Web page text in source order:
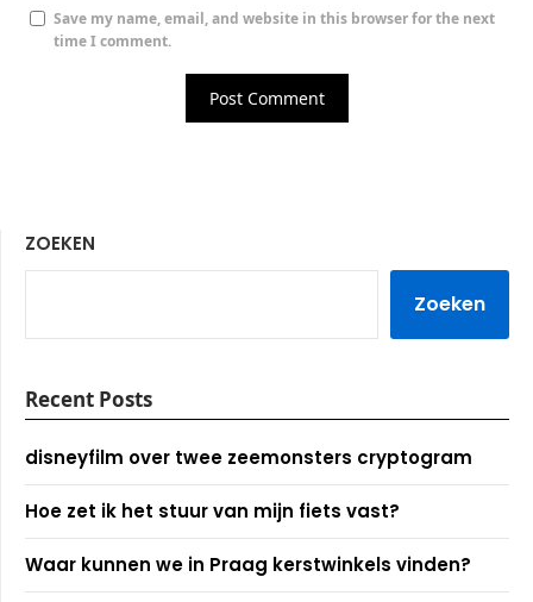
Save my name, email, and website in this browser for the next
time I comment.
ZOEKEN
Zoeken
Recent Posts
disneyfilm over twee zeemonsters cryptogram
Hoe zet ik het stuur van mijn fiets vast?
Waar kunnen we in Praag kerstwinkels vinden?